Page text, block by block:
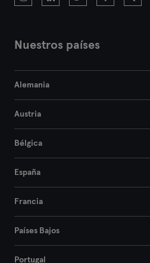
Nuestros países
Alemania
Austria
Bélgica
España
Francia
Países Bajos
Portugal